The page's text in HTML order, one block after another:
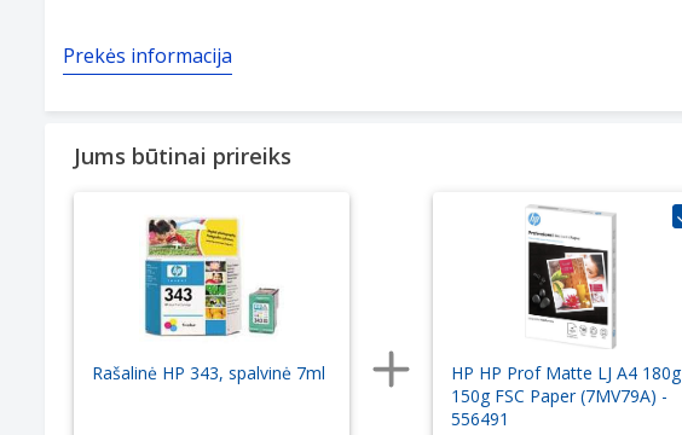
Prekės informacija
Jums būtinai prireiks
Rašalinė HP 343, spalvinė 7ml
HP HP Prof Matte LJ A4 180g
150g FSC Paper (7MV79A) -
556491